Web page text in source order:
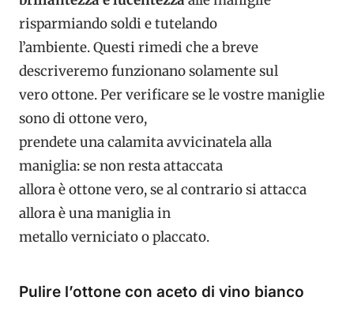
risparmiando soldi e tutelando
l’ambiente. Questi rimedi che a breve
descriveremo funzionano solamente sul
vero ottone. Per verificare se le vostre maniglie
sono di ottone vero,
prendete una calamita avvicinatela alla
maniglia: se non resta attaccata
allora è ottone vero, se al contrario si attacca
allora è una maniglia in
metallo verniciato o placcato.
Pulire l’ottone con aceto di vino bianco